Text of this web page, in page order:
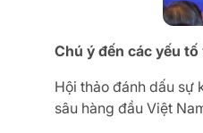
Chú ý đến các yếu tố
Hội thảo đánh dấu sự
sâu hàng đầu Việt